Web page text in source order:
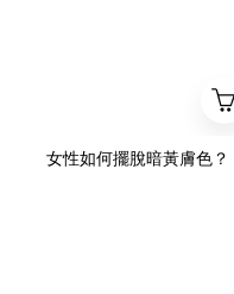
女性如何擺脫暗黃膚色？